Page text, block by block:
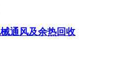
通风及余热回收